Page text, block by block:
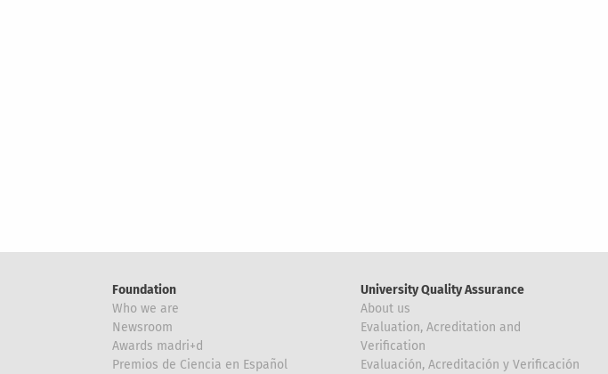
Foundation
Who we are
Newsroom
Awards madri+d
Premios de Ciencia en Español
University Quality Assurance
About us
Evaluation, Acreditation and
Verification
Evaluación, Acreditación y Verificación